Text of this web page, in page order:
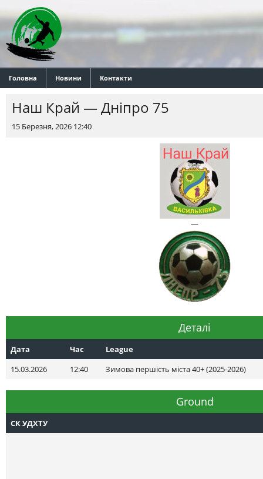
Головна Новини Контакти
Наш Край — Днiпро 75
15 Березня, 2026 12:40
—
Деталі
Дата Час
League
15.03.2026
12:40 Зимова першість міста 40+ (2025-2026)
Ground
СК УДХТУ